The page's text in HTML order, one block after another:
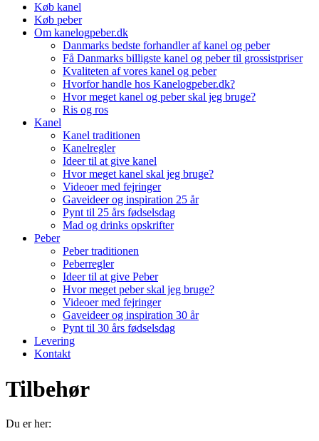
Køb kanel
Køb peber
Om kanelogpeber.dk
Danmarks bedste forhandler af kanel og peber
Få Danmarks billigste kanel og peber til grossistpriser
Kvaliteten af vores kanel og peber
Hvorfor handle hos Kanelogpeber.dk?
Hvor meget kanel og peber skal jeg bruge?
Ris og ros
Kanel
Kanel traditionen
Kanelregler
Ideer til at give kanel
Hvor meget kanel skal jeg bruge?
Videoer med fejringer
Gaveideer og inspiration 25 år
Pynt til 25 års fødselsdag
Mad og drinks opskrifter
Peber
Peber traditionen
Peberregler
Ideer til at give Peber
Hvor meget peber skal jeg bruge?
Videoer med fejringer
Gaveideer og inspiration 30 år
Pynt til 30 års fødselsdag
Levering
Kontakt
Tilbehør
Du er her: